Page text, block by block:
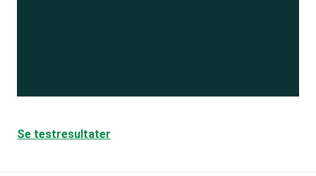
Se testresultater